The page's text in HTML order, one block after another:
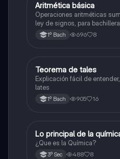
Matemáticas
Aritmética básica
Operaciones aritméticas
ley de signos, para
admisión a la universidad
1º Bach 696 8
Matemáticas
Teorema de tales
Explicación fácil de
lates
1º Bach 905 16
Química
Lo principal de la
¿Que es la Química?
3º Sec 488 8